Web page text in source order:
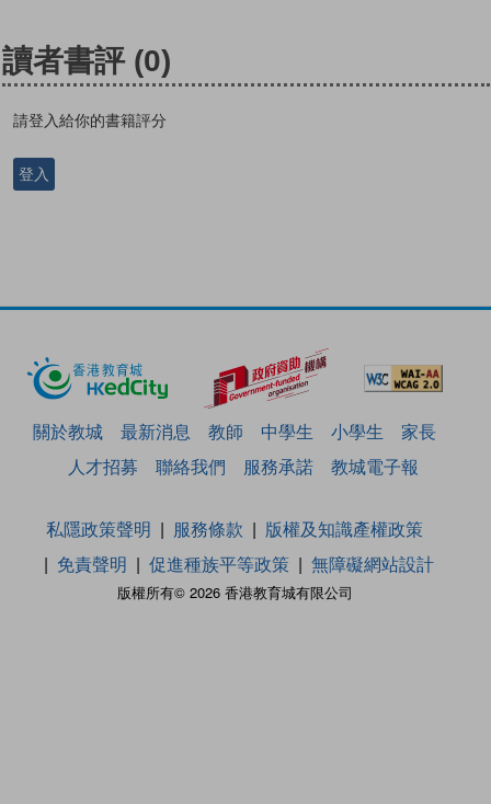
讀者書評 (0)
請登入給你的書籍評分
登入
關於教城 最新消息 教師 中學生 小學生
家長
人才招募
聯絡我們 服務承諾 教城電子報
版權所有© 2026 香港教育城有限公司
私隱政策聲明 服務條款
版權及知識產權政策
免責聲明
促進種族平等政策 無障礙網站設計